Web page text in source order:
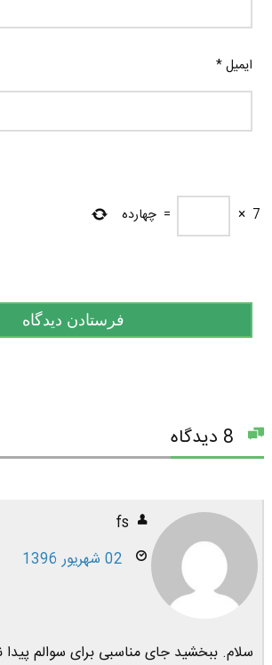
ایمیل*
7
×
= چهارده
fs
02 شهریور 1396
سلام. ببخشید جای مناسبی برای سوالم پیدا